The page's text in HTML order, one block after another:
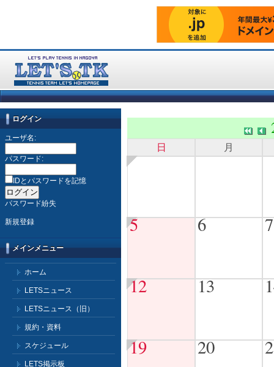
ログイン
ユーザ名:
パスワード:
IDとパスワードを記憶
パスワード紛失
新規登録
メインメニュー
ホーム
LETSニュース
LETSニュース（旧）
規約・資料
スケジュール
LETS掲示板
日 月
5 6 7
12 13
19 20